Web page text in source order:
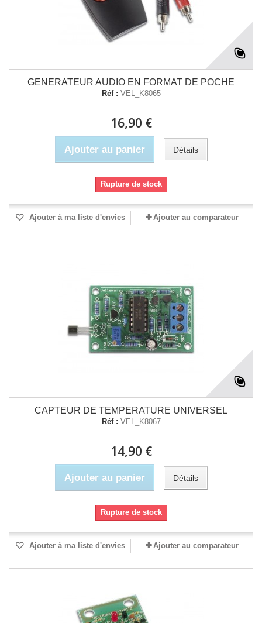
GENERATEUR AUDIO EN FORMAT DE POCHE
Réf : VEL_K8065
16,90 €
Ajouter au panier Détails
Rupture de stock
Ajouter à ma liste d'envies Ajouter au comparateur
CAPTEUR DE TEMPERATURE UNIVERSEL
Réf : VEL_K8067
14,90 €
Ajouter au panier Détails
Rupture de stock
Ajouter à ma liste d'envies Ajouter au comparateur